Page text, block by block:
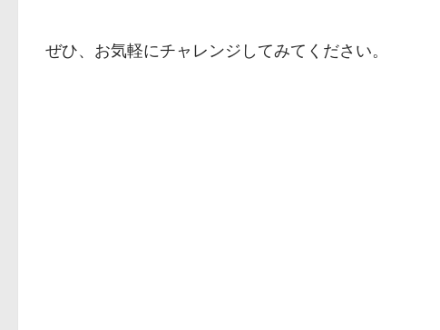
ぜひ、お気軽にチャレンジしてみてください。